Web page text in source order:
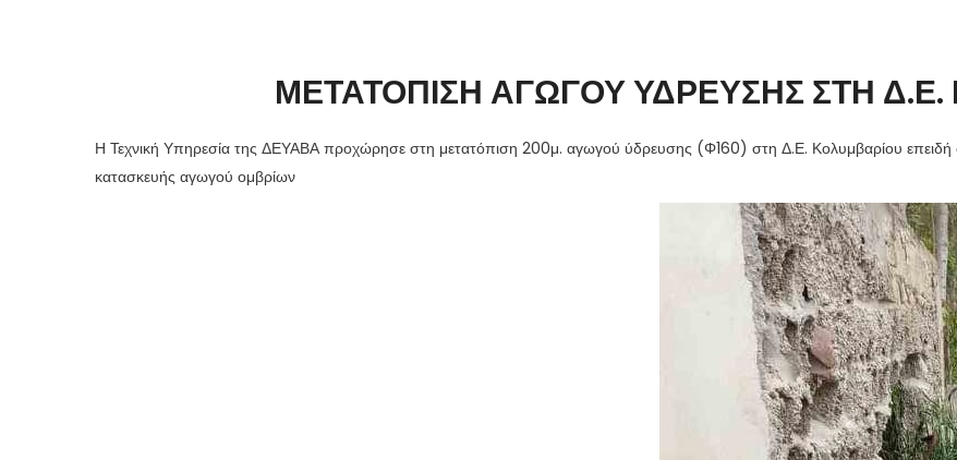
ΜΕΤΑΤΟΠΙΣΗ ΑΓΩΓΟΥ ΥΔΡΕΥΣΗΣ ΣΤΗ
Η Τεχνική Υπηρεσία της ΔΕΥΑΒΑ προχώρησε στη μετατόπιση 200μ. αγωγού ύδρευσης (Φ160) στη Δ.Ε. Κολυμβαρίου επειδή
κατασκευής αγωγού ομβρίων